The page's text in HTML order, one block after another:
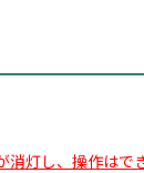
灯し、操作はで